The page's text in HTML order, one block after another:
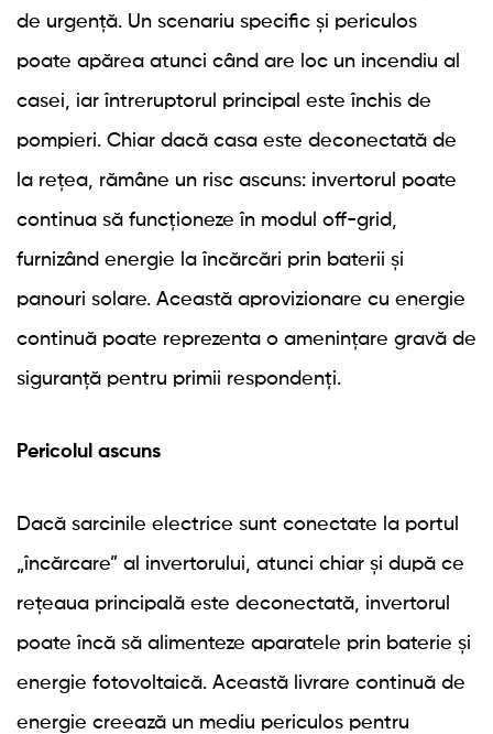
de urgență. Un scenariu specific și periculos
poate apărea atunci când are loc un incendiu al
casei, iar întreruptorul principal este închis de
pompieri. Chiar dacă casa este deconectată de
la rețea, rămâne un risc ascuns: invertorul poate
continua să funcționeze în modul off-grid,
furnizând energie la încărcări prin baterii și
panouri solare. Această aprovizionare cu energie
continuă poate reprezenta o amenințare gravă de
siguranță pentru primii respondenți.
Pericolul ascuns
Dacă sarcinile electrice sunt conectate la portul
„încărcare” al invertorului, atunci chiar și după ce
rețeaua principală este deconectată, invertorul
poate încă să alimenteze aparatele prin baterie și
energie fotovoltaică. Această livrare continuă de
energie creează un mediu periculos pentru